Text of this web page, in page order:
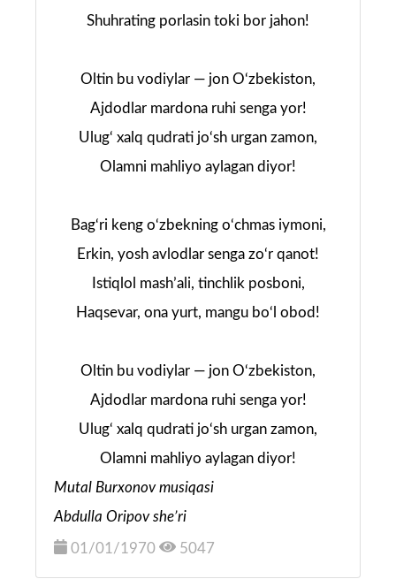
Shuhrating porlasin toki bor jahon!
Oltin bu vodiylar — jon O‘zbekiston,
Ajdodlar mardona ruhi senga yor!
Ulug‘ xalq qudrati jo‘sh urgan zamon,
Olamni mahliyo aylagan diyor!
Bag‘ri keng o‘zbekning o‘chmas iymoni,
Erkin, yosh avlodlar senga zo‘r qanot!
Istiqlol mash’ali, tinchlik posboni,
Haqsevar, ona yurt, mangu bo‘l obod!
Oltin bu vodiylar — jon O‘zbekiston,
Ajdodlar mardona ruhi senga yor!
Ulug‘ xalq qudrati jo‘sh urgan zamon,
Olamni mahliyo aylagan diyor!
Mutal Burxonov musiqasi
Abdulla Oripov she’ri
01/01/1970 5047